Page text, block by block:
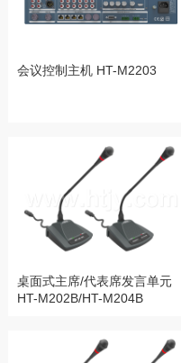
会议控制主机 HT-M2203
桌面式主席/代表席发言单元
HT-M202B/HT-M204B